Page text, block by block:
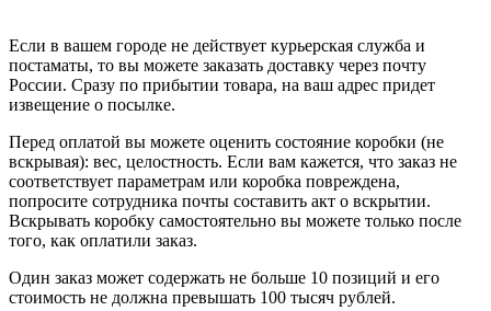
Если в вашем городе не действует курьерская служба и
постаматы, то вы можете заказать доставку через почту
России. Сразу по прибытии товара, на ваш адрес придет
извещение о посылке.
Перед оплатой вы можете оценить состояние коробки (не
вскрывая): вес, целостность. Если вам кажется, что заказ не
соответствует параметрам или коробка повреждена,
попросите сотрудника почты составить акт о вскрытии.
Вскрывать коробку самостоятельно вы можете только после
того, как оплатили заказ.
Один заказ может содержать не больше 10 позиций и его
стоимость не должна превышать 100 тысяч рублей.